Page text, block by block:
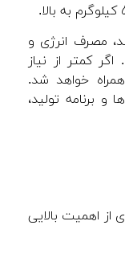
مصرف انرژی و
کمتر از نیاز
خواهد شد.
و برنامه تولید،
از اهمیت بالایی